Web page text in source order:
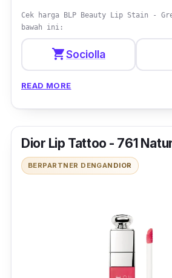
Cek harga BLP Beauty Lip Stain -
bawah ini:
shopping_cartSociolla
READ MORE
Dior Lip Tattoo - 761
BERPARTNER DENGAN DIOR